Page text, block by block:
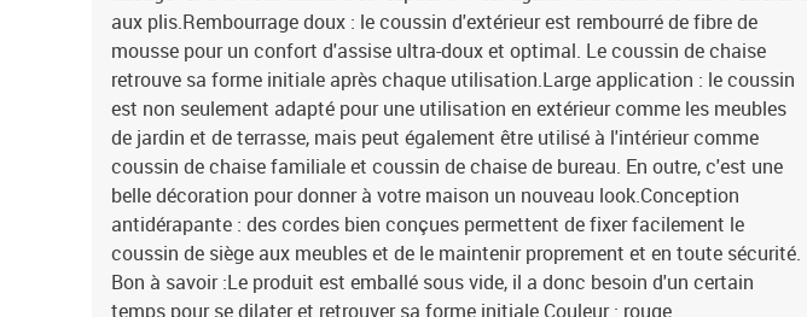
aux plis.Rembourrage doux : le coussin d'extérieur est rembourré de fibre de
mousse pour un confort d'assise ultra-doux et optimal. Le coussin de chaise
retrouve sa forme initiale après chaque utilisation.Large application : le coussin
est non seulement adapté pour une utilisation en extérieur comme les meubles
de jardin et de terrasse, mais peut également être utilisé à l'intérieur comme
coussin de chaise familiale et coussin de chaise de bureau. En outre, c'est une
belle décoration pour donner à votre maison un nouveau look.Conception
antidérapante : des cordes bien conçues permettent de fixer facilement le
coussin de siège aux meubles et de le maintenir proprement et en toute sécurité.
Bon à savoir :Le produit est emballé sous vide, il a donc besoin d'un certain
temps pour se dilater et retrouver sa forme initiale.Couleur : rouge